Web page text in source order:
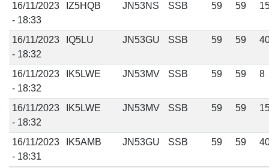
16/11/2023
- 18:33
IZ5HQB JN53NS SSB 59 59
16/11/2023
- 18:32
IQ5LU JN53GU SSB 59 59
16/11/2023
- 18:32
IK5LWE JN53MV SSB 59 59 8
16/11/2023
- 18:32
IK5LWE JN53MV SSB 59 59
16/11/2023
- 18:31
IK5AMB JN53GU SSB 59 59